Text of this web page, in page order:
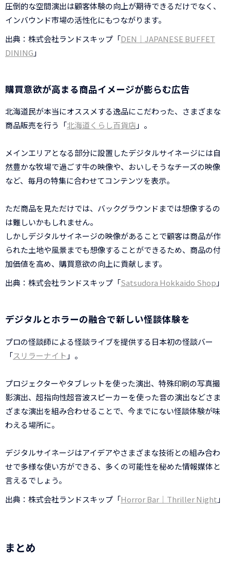
圧倒的な空間演出は顧客体験の向上が期待できるだけでなく、
インバウンド市場の活性化にもつながります。
出典：株式会社ランドスキップ「DEN｜JAPANESE BUFFET
DINING 」
購買意欲が高まる商品イメージが膨らむ広告
北海道民が本当にオススメする逸品にこだわった、さまざまな
商品販売を行う「北海道くらし百貨店 」。
メインエリアとなる部分に設置したデジタルサイネージには自
然豊かな牧場で過ごす牛の映像や、おいしそうなチーズの映像
など、毎月の特集に合わせてコンテンツを表示。
ただ商品を見ただけでは、バックグラウンドまでは想像するの
は難しいかもしれません。
しかしデジタルサイネージの映像があることで顧客は商品が作
られた土地や風景までも想像することができるため、商品の付
加価値を高め、購買意欲の向上に貢献します。
出典：株式会社ランドスキップ「Satsudora Hokkaido Shop 」
デジタルとホラーの融合で新しい怪談体験を
プロの怪談師による怪談ライブを提供する日本初の怪談バー
「スリラーナイト 」。
プロジェクターやタブレットを使った演出、特殊印刷の写真撮
影演出、超指向性超音波スピーカーを使った音の演出などさま
ざまな演出を組み合わせることで、今までにない怪談体験が味
わえる場所に。
デジタルサイネージはアイデアやさまざまな技術との組み合わ
せで多様な使い方ができる、多くの可能性を秘めた情報媒体と
言えるでしょう。
出典：株式会社ランドスキップ「Horror Bar｜Thriller Night 」
まとめ